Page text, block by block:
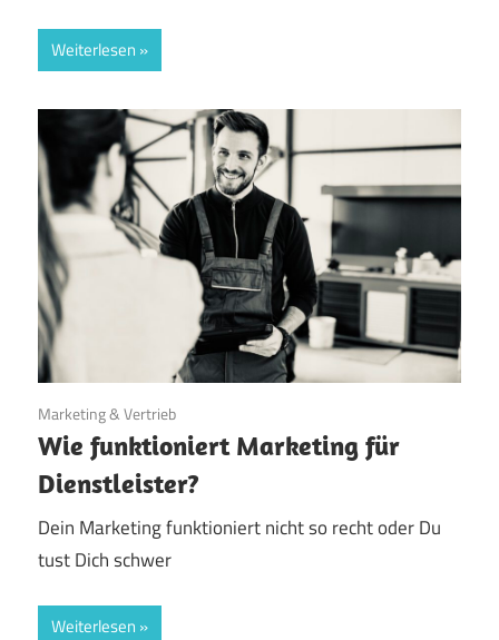
Weiterlesen
19. Mai 2022
Marketing & Vertrieb
Wie funktioniert Marketing für
Dienstleister?
Dein Marketing funktioniert nicht so recht oder Du
tust Dich schwer
Weiterlesen